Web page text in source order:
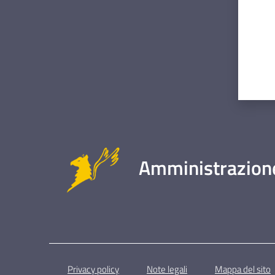
Privacy policy Note legali Mappa del sito